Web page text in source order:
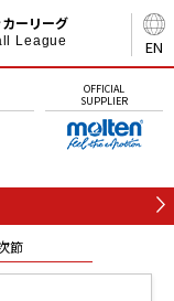
EN
ーリーグ
League
OFFICIAL
SUPPLIER
節